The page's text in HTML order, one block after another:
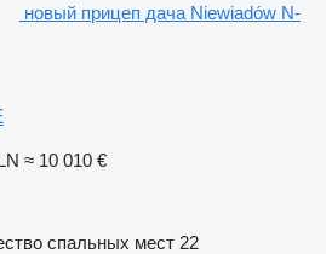
новый прицеп дача Niewiadów N-
≈ 10 010 €
спальных мест 22